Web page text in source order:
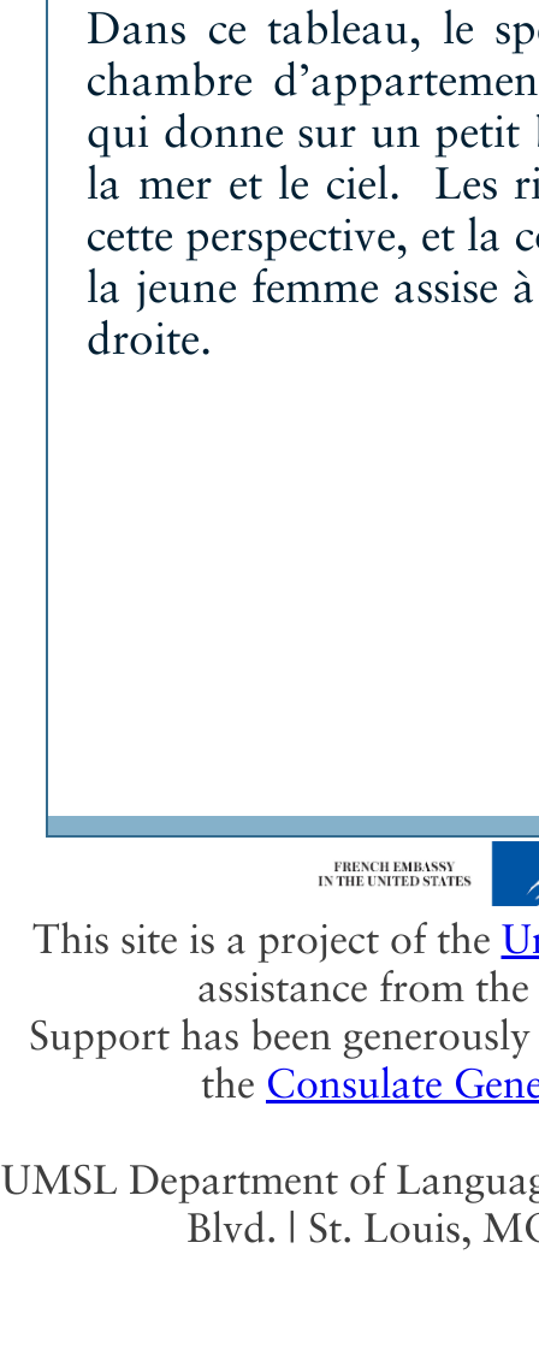
Dans ce tableau, le
chambre
qui donne sur un petit
la mer et le ciel. Les
cette perspective, et la
la jeune femme assise
droite.
This site is a project of the
assistance from the
Support has been
the Consulate
UMSL Department of
Blvd. | St. Louis,